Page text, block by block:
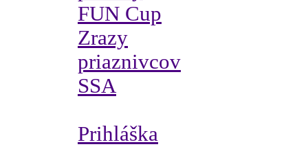
FUN Cup
Zrazy
priaznivcov
SSA
Prihláška